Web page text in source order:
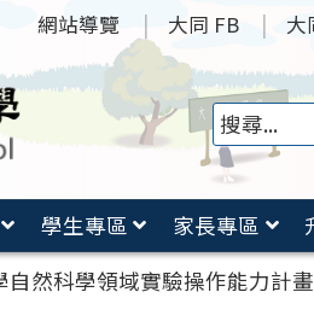
網站導覽 大同 FB 大
學生專區 家長專區
然科學領域實驗操作能力計